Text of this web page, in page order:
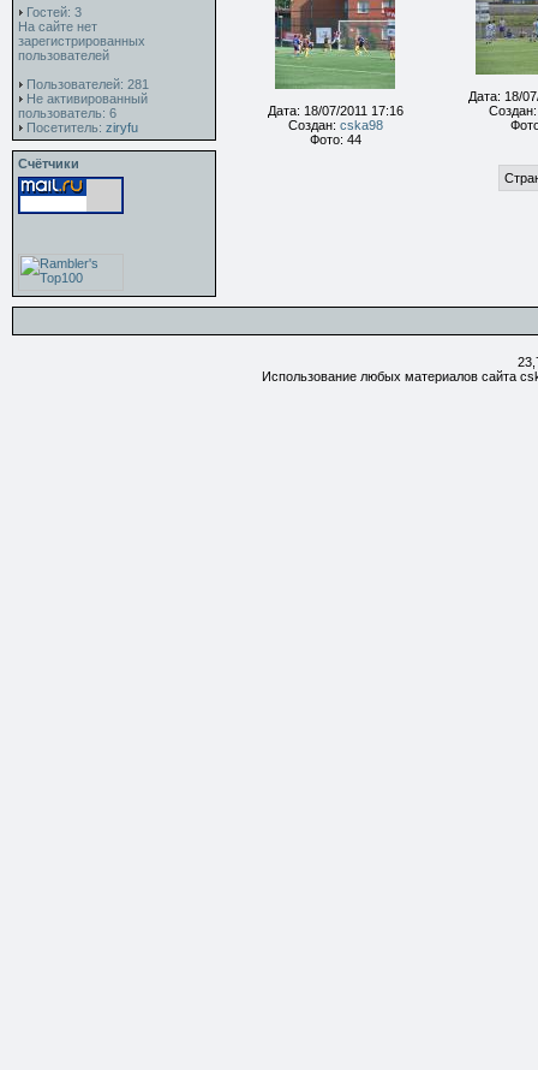
Гостей: 3
На сайте нет
зарегистрированных
пользователей
Пользователей: 281
Не активированный
пользователь: 6
Посетитель: ziryfu
Счётчики
Дата: 18/07/2011 17:16
Создан: cska98
Фото: 44
Дата: 18/
Использование любых материалов сайта